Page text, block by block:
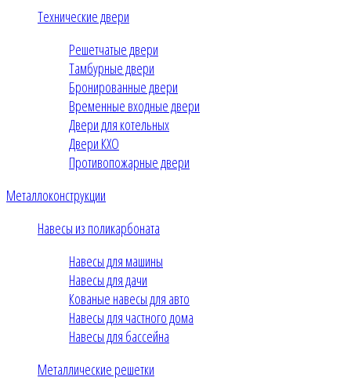
Технические двери
Решетчатые двери
Тамбурные двери
Бронированные двери
Временные входные двери
Двери для котельных
Двери КХО
Противопожарные двери
Металлоконструкции
Навесы из поликарбоната
Навесы для машины
Навесы для дачи
Кованые навесы для авто
Навесы для частного дома
Навесы для бассейна
Металлические решетки